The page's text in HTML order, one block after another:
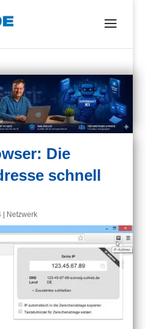
Die
schnell
Netzwerk